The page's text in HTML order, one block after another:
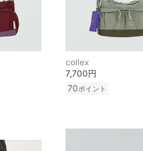
collex
7,700円
70ポイント